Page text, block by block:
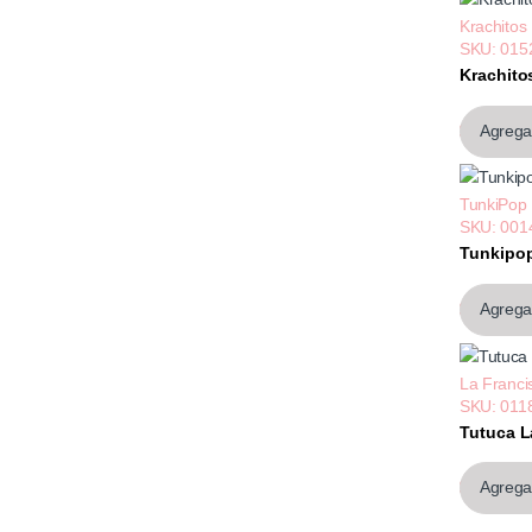
Krachitos
SKU:
TunkiPop
SKU:
$631,64
La
SKU:
Tutuca
$680,45